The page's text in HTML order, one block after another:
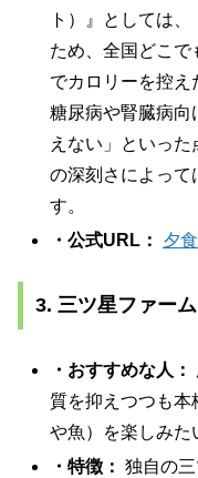
ト）』としては
ため、全国どこで
でカロリーを控
糖尿病や腎臓病向
えない」といっ
の深刻さによって
す。
・公式URL：
夕
3. 三ツ星ファーム
・おすすめな人：
質を抑えつつも本
や魚）を楽しみた
・特徴： 独自の